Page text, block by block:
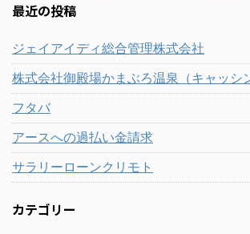
最近の投稿
ジェイアイディ総合管理株式会社
株式会社御殿場かまぶろ温泉（キャッシ
フタバ
アースへの過払い金請求
サラリーローンクリモト
カテゴリー